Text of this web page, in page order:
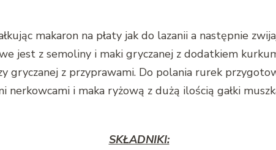
makaron na płaty jak do lazanii a następnie
jest z semoliny i maki gryczanej z dodatkiem
gryczanej z przyprawami. Do polania rurek
i maka ryżową z dużą ilością gałki
SKŁADNIKI: